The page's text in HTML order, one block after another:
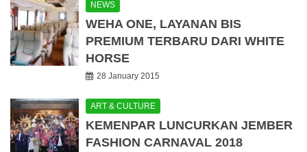
NEWS
WEHA ONE, LAYANAN BIS
PREMIUM TERBARU DARI WHITE
HORSE
28 January 2015
ART & CULTURE
KEMENPAR LUNCURKAN JEMBER
FASHION CARNAVAL 2018